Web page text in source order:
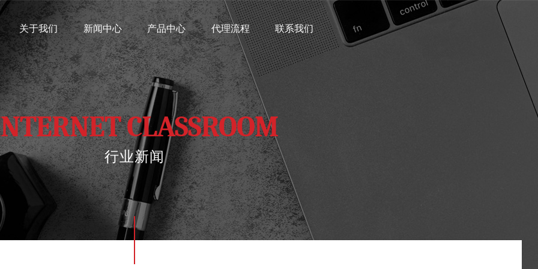
关于我们 新闻中心 产品中心 代理流程 联系我们
CLASSROOM
行业新闻